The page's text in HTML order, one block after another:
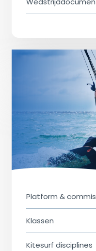
Platform &
Klassen
Kitesurf disciplines